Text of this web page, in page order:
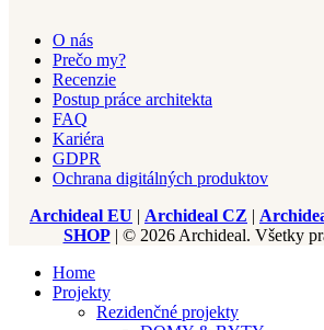
O nás
Prečo my?
Recenzie
Postup práce architekta
FAQ
Kariéra
GDPR
Ochrana digitálných produktov
Archideal EU | Archideal CZ |
SHOP | © 2026 Archideal. Všetky
Home
Projekty
Rezidenčné projekty